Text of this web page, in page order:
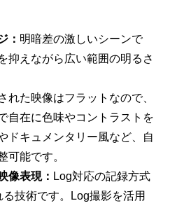
： 明暗差の激しいシーンで
抑えながら広い範囲の明るさ
れた映像はフラットなので、
自在に色味やコントラストを
ドキュメンタリー風など、自
可能です。
像表現： Log対応の記録方式
技術です。Log撮影を活用